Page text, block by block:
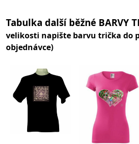
Tabulka další běžné BARVY
velikosti napište barvu trička do
objednávce)